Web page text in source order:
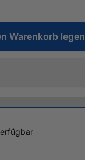
Warenkorb legen